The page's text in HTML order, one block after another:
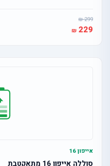
299
229
אייפון 16
סוללה אייפון 16 מתאקטבת